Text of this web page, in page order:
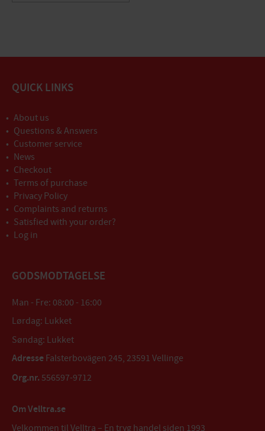
QUICK LINKS
About us
Questions & Answers
Customer service
News
Checkout
Terms of purchase
Privacy Policy
Complaints and returns
Satisfied with your order?
Log in
GODSMODTAGELSE
Man - Fre: 08:00 - 16:00
Lørdag: Lukket
Søndag: Lukket
Adresse Falsterbovägen 245, 23591 Vellinge
Org.nr. 556597-9712
Om Velltra.se
Velkommen til Velltra – En tryg handel siden 1993